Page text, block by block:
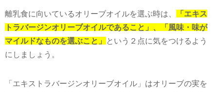
離乳食に向いているオリーブオイルを選ぶ時は、
「エキス
トラバージンオリーブオイルであること」、「風味・味が
マイルドなものを選ぶこと」
という２点に気をつけるよう
にしましょう。
「エキストラバージンオリーブオイル」はオリーブの実を